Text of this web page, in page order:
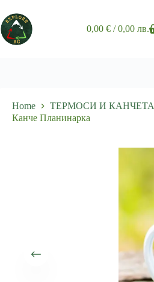
to
content
Shopping
0,00€ / 0,00 лв.
Home ТЕРМОСИ И КАНЧЕТА
Канче Планинарка